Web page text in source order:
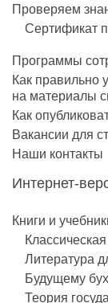
Проверяем
Сертификат
Программы
Как правильно
на материалы
Как
Вакансии для
Наши контакты
Интернет-
Книги и
Литература
Будущему
Теория